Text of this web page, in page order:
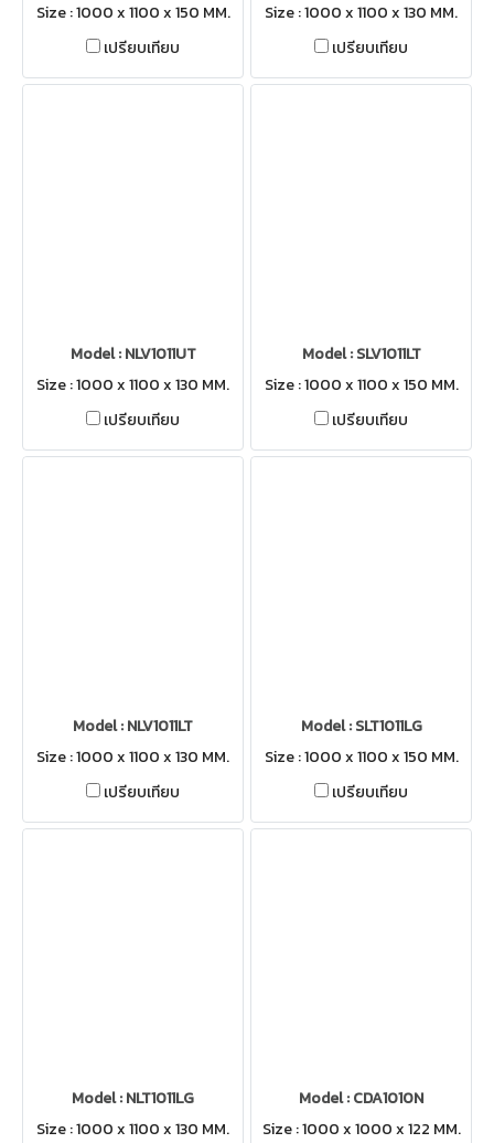
Size : 1000 x 1100 x 150 MM.
เปรียบเทียบ
Size : 1000 x 1100 x 130 MM.
เปรียบเทียบ
Model : NLV1011UT
Size : 1000 x 1100 x 130 MM.
เปรียบเทียบ
Model : SLV1011LT
Size : 1000 x 1100 x 150 MM.
เปรียบเทียบ
Model : NLV1011LT
Size : 1000 x 1100 x 130 MM.
เปรียบเทียบ
Model : SLT1011LG
Size : 1000 x 1100 x 150 MM.
เปรียบเทียบ
Model : NLT1011LG
Size : 1000 x 1100 x 130 MM.
Model : CDA1010N
Size : 1000 x 1000 x 122 MM.